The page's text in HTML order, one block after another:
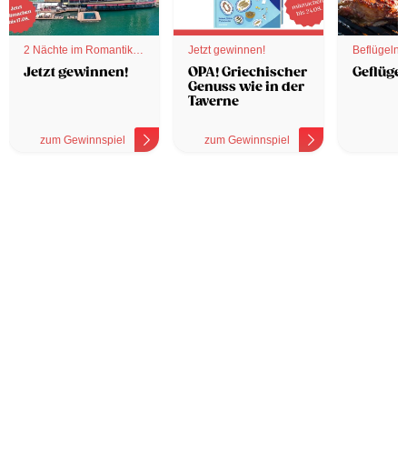
2 Nächte im Romantik
Hotel
Jetzt gewinnen!
zum Gewinnspiel
Jetzt gewinnen!
OPA! Griechischer
Genuss wie in der
Taverne
zum Gewinnspiel